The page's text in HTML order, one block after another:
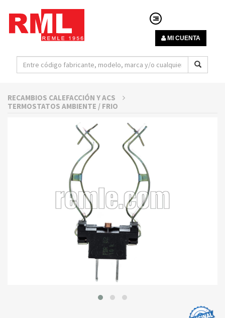
MI CUENTA
RECAMBIOS CALEFACCIÓN Y ACS
TERMOSTATOS AMBIENTE / FRIO